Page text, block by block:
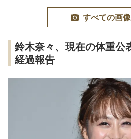
すべての画
鈴木奈々、現在の体重公
経過報告